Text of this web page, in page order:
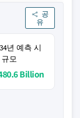
공
유
년 예측 시
규모
Billion